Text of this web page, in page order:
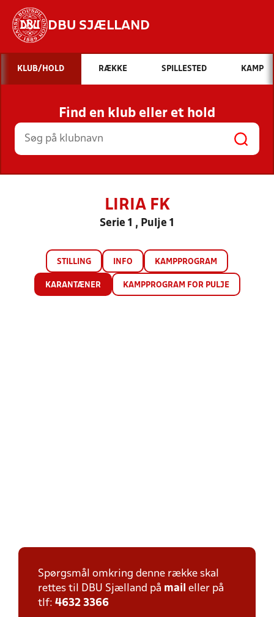
DBU SJÆLLAND
Hvad vil du søge efter?
INDHOLD OG NYHEDER
STILLINGER, RESULTATER, KLUBBER OG
HOLD
KLUB/HOLD RÆKKE SPILLESTED KAMP
Find en klub eller et hold
LIRIA FK
Serie 1 , Pulje 1
STILLING INFO KAMPPROGRAM
KARANTÆNER KAMPPROGRAM FOR PULJE
Spørgsmål omkring denne række skal
rettes til DBU Sjælland på mail eller på
tlf: 4632 3366